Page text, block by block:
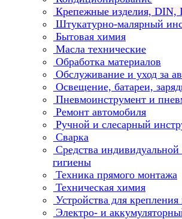
Крепежные изделия, DIN,
Штукатурно-малярный
Бытовая химия
Масла технические
Обработка материалов
Обслуживание и уход за
Освещение, батареи,
Пневмоинструмент и
Ремонт автомобиля
Ручной и слесарный
Сварка
Средства
гигиены
Техника прямого монтажа
Техническая химия
Устройства для крепления
Электро- и